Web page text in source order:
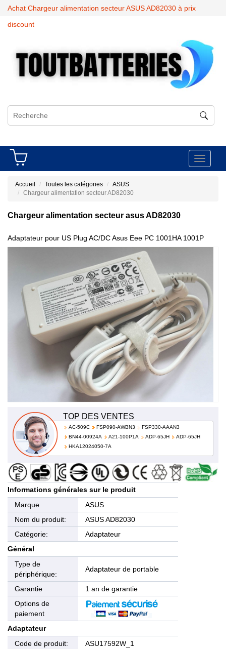
Achat Chargeur alimentation secteur ASUS AD82030 à prix
discount
Toggle
Accueil Toutes les catégories
ASUS
Chargeur alimentation secteur AD82030
Chargeur alimentation secteur asus AD82030
Adaptateur pour US Plug AC/DC Asus Eee PC 1001HA 1001P
1001PX 1005HA 1201HAG FR ASUS Eee Pad 100-240v / 50-
TOP DES VENTES
AC-509C FSP090-AWBN3
FSP330-AAAN3
BN44-00924A
A21-100P1A ADP-65JH
ADP-65JH
HKA12024050-7A
Informations générales sur le produit
Marque
ASUS
Nom du produit:
ASUS AD82030
Catégorie:
Adaptateur
Général
Type de
périphérique:
Adaptateur de portable
Garantie
1 an de garantie
Options de
paiement
Adaptateur
Code de produit:
ASU17592W_1